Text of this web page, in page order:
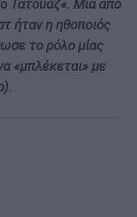
Τατουάζ«. Μια από
ήταν η ηθοποιός
το ρόλο μίας
«μπλέκεται» με